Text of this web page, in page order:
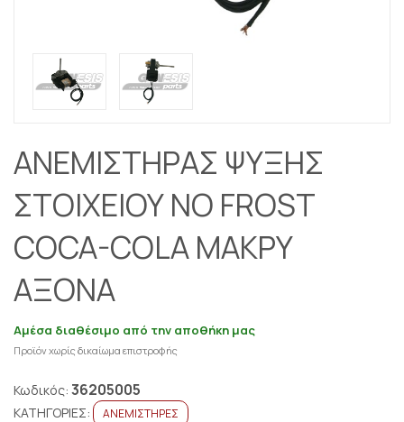
ΑΝΕΜΙΣΤΗΡAΣ ΨΥΞΗΣ
ΣΤΟΙΧΕΙΟΥ ΝΟ FROST
COCA-COLA MAΚΡΥ
ΑΞΟΝΑ
Αμέσα διαθέσιμο από την αποθήκη μας
Προϊόν χωρίς δικαίωμα επιστροφής
Κωδικός: 36205005
ΚΑΤΗΓΟΡΙΕΣ: ΑΝΕΜΙΣΤΗΡΕΣ